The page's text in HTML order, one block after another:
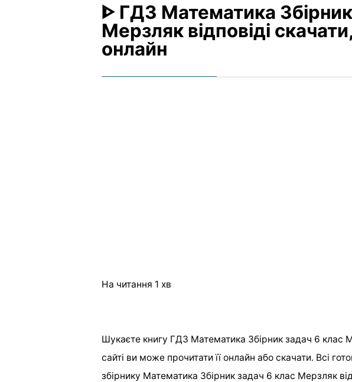
ᐈ ГДЗ Математика
Мерзляк відповіді
онлайн
На читання 1 хв
Шукаєте книгу ГДЗ Математика Збірник задач 6 клас
сайті ви може прочитати її онлайн або скачати. Всі
збірнику Математика Збірник задач 6 клас Мерзляк